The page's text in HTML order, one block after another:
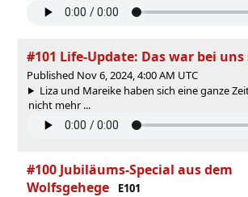
#101 Life-Update: Das war bei uns
Published Nov 6, 2024, 4:00 AM UTC
Liza und Mareike haben sich eine ganze
nicht mehr ...
#100 Jubiläums-Special aus dem
Wolfsgehege
E101